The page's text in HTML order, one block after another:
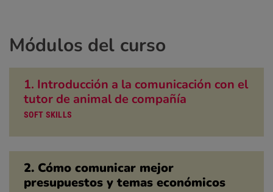
Módulos del curso
1. Introducción a la comunicación con el
tutor de animal de compañía
SOFT SKILLS
2. Cómo comunicar mejor
presupuestos y temas económicos